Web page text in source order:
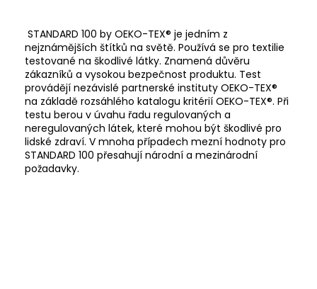
STANDARD 100 by OEKO-TEX® je jedním z
nejznámějších štítků na světě. Používá se pro textilie
testované na škodlivé látky. Znamená důvěru
zákazníků a vysokou bezpečnost produktu. Test
provádějí nezávislé partnerské instituty OEKO-TEX®
na základě rozsáhlého katalogu kritérií OEKO-TEX®. Při
testu berou v úvahu řadu regulovaných a
neregulovaných látek, které mohou být škodlivé pro
lidské zdraví. V mnoha případech mezní hodnoty pro
STANDARD 100 přesahují národní a mezinárodní
požadavky.